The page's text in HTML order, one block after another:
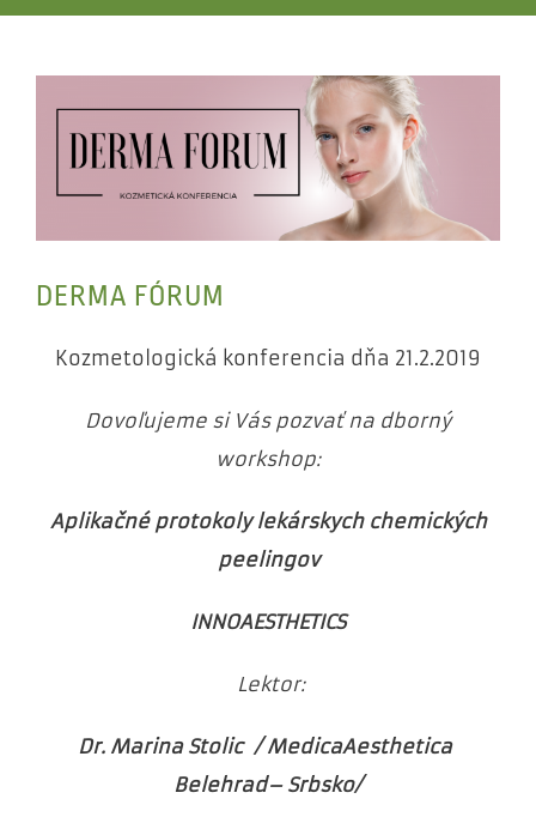
väčší
obrázok
DERMA FÓRUM
Kozmetologická konferencia dňa 21.2.2019
Dovoľujeme si Vás pozvať na dborný
workshop:
Aplikačné protokoly lekárskych chemických
peelingov
INNOAESTHETICS
Lektor:
Dr. Marina Stolic / MedicaAesthetica
Belehrad– Srbsko/